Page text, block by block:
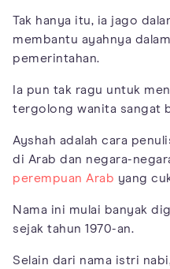
Tak hanya itu, ia jago
membantu ayahnya
pemerintahan.
Ia pun tak ragu untuk
tergolong wanita sangat
Ayshah adalah cara
di Arab dan negara-
perempuan Arab yang
Nama ini mulai banyak
sejak tahun 1970-an.
Selain dari nama istri